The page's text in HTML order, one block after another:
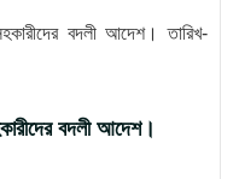
বদলী আদেশ। তারিখ-
বদলী আদেশ।